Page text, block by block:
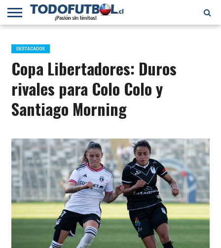
PRIMERA
B
SELECCIÓN
CHILENA
CHILENOS
EN EL
MUNDO
FÚTBOL
INTERNACIONAL
DESTACADOS
Copa Libertadores: Duros
rivales para Colo Colo y
Santiago Morning